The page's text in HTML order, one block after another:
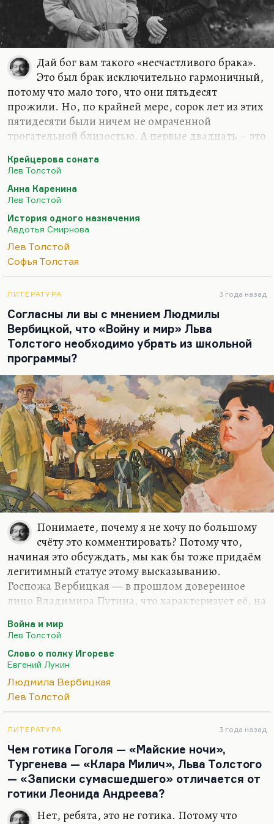
Дай бог вам такого «несчастливого брака».
Это был брак исключительно гармоничный,
потому что мало того, что они пятьдесят
прожили. Но, по крайней мере, сорок лет из этих
пятидесяти были ничем не омраченной
трогательной близостью. А первые двадцать – это
переписывает ваши неудобочитаемые рукописи,
поводу перестройки управления имением,
заботу о доме, о хозяйстве, – этот брак можно
назвать идеальным. Тем более, что она лучший
его пониматель и лучшая его собеседница.
Толстого подошла Дуня Смирнова в фильме
Крейцерова соната
Лев Толстой
Анна Каренина
Лев Толстой
История одного назначения
Авдотья Смирнова
Лев Толстой
Софья Толстая
ЛИТЕРАТУРА 3 года назад
Согласны ли вы с мнением Людмилы
Вербицкой, что «Войну и мир» Льва
Толстого необходимо убрать из школьной
программы?
Понимаете, почему я не хочу по большому
счёту это комментировать? Потому что,
начиная это обсуждать, мы как бы тоже придаём
легитимный статус этому высказыванию.
Госпожа Вербицкая — в прошлом доверенное
лицо Владимира Путина, что характеризует её, на
время возглавляла Санкт-Петербургский
что-нибудь подобное, об этом бы стоило
говорить. Но сейчас она человек очень далёкий от
преподавания, от педагогики, от новейших
тенденций в этом вопросе. Я не понимаю, почему
который вообще утратил уже давно контакт с
реальностью современной педагогики.
Ну не…
Война и мир
Лев Толстой
Слово о полку Игореве
Евгений Лукин
Людмила Вербицкая
Лев Толстой
ЛИТЕРАТУРА 3 года назад
Чем готика Гоголя — «Майские ночи»,
Тургенева — «Клара Милич», Льва Толстого
— «Записки сумасшедшего» отличается от
готики Леонида Андреева?
Нет, ребята, это не готика. Потому что